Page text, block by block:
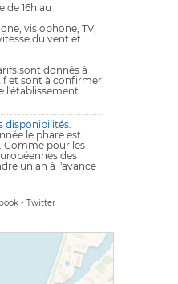
de 16h au
visiophone, TV,
du vent et
sont donnés à
et sont à confirmer
l'établissement.
disponibilités
le phare est
Comme pour les
des
un an à l'avance
- Twitter